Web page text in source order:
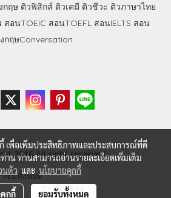
กฤษ ติวฟิสิกส์ ติวเคมี ติวชีวะ ติวภาษาไทย
สอนTOEIC สอนTOEFL สอนIELTS สอน
กฤษConversation
2016 All right reserved.
าชมวันนี้
7,863
เพื่อเพิ่มประสิทธิภาพและประสบการณ์ที่ดี
ท่าน ท่านสามารถอ่านรายละเอียดเพิ่มเติม
นตัวและ นโยบายคุกกี้
กกี้ ยอมรับทั้งหมด